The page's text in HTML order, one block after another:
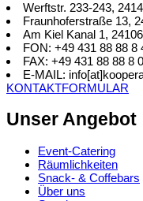
Werftstr. 233-243,
Fraunhoferstraße 13,
Am Kiel Kanal 1,
FON: +49 431 88 88 8
FAX: +49 431 88 88 8
E-MAIL:
KONTAKTFORMULAR
Unser Angebot
Event-Catering
Räumlichkeiten
Snack- & Coffebars
Über uns